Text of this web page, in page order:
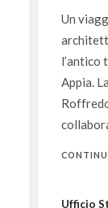
Un
l’antico
Appia.
Ufficio